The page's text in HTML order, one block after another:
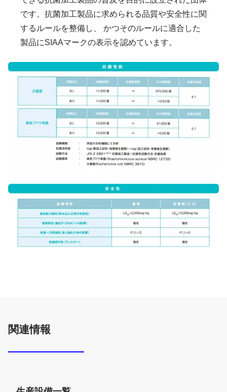
です。抗菌加工製品に求められる品質や安全性に関
するルールを整備し、 かつそのルールに適合した
製品にSIAAマークの表示を認めています。
関連情報